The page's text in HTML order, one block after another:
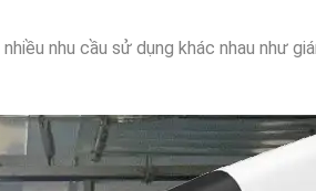
nhu cầu sử dụng khác nhau như